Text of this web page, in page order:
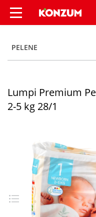
Lumpi
PELENE
Lumpi Premium
2-5 kg 28/1